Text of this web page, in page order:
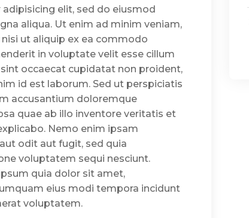
elit, sed do eiusmod
aliqua. Ut enim ad minim veniam,
ut aliquip ex ea commodo
in voluptate velit esse cillum
occaecat cupidatat non proident,
id est laborum. Sed ut perspiciatis
accusantium doloremque
quae ab illo inventore veritatis et
Nemo enim ipsam
odit aut fugit, sed quia
voluptatem sequi nesciunt.
quia dolor sit amet,
eius modi tempora incidunt
voluptatem.